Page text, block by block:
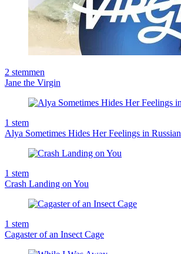
2 stemmen
Jane the Virgin
1 stem
Alya Sometimes Hides Her Feelings in Russian
1 stem
Crash Landing on You
1 stem
Cagaster of an Insect Cage